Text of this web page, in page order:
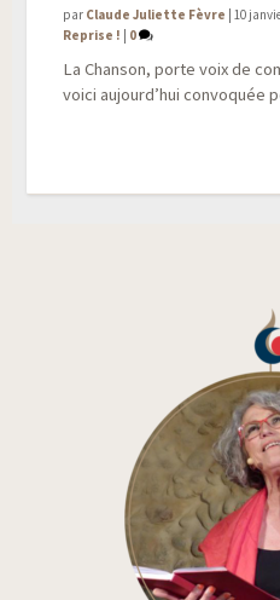
par Claude Juliette Fèvre | 10
Reprise ! | 0
La Chan­son, porte voix de
voi­ci aujourd’hui